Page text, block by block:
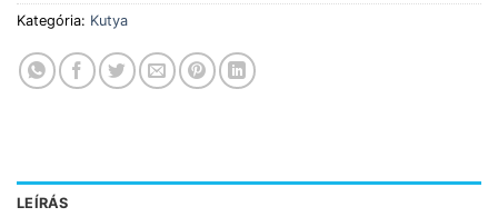
Kategória: Kutya
LEÍRÁS